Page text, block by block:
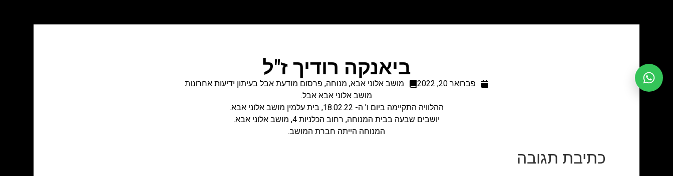
ביאנקה רודיך ז"ל
פברואר 20, 2022 מושב אלוני אבא, מנוחה, פרסום מודעת אבל בעיתון ידיעות אחרונות
מושב אלוני אבא אבל.
ההלוויה התקיימה ביום ו' ה- 18.02.22, בית עלמין מושב אלוני אבא.
יושבים שבעה בבית המנוחה, רחוב הכלניות 4, מושב אלוני אבא.
המנוחה הייתה חברת המושב.
כתיבת תגובה